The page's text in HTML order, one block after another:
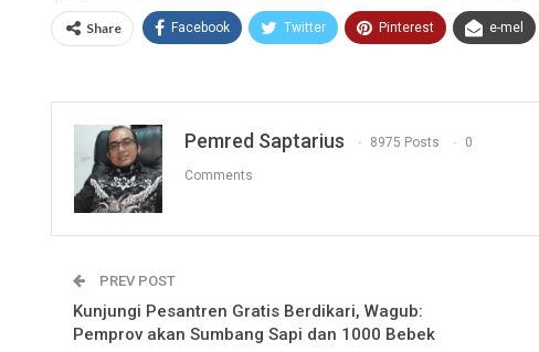
Share Facebook Twitter Pinterest e-mel
Pemred Saptarius 8975 Posts 0
Comments
PREV POST
Kunjungi Pesantren Gratis Berdikari, Wagub:
Pemprov akan Sumbang Sapi dan 1000 Bebek